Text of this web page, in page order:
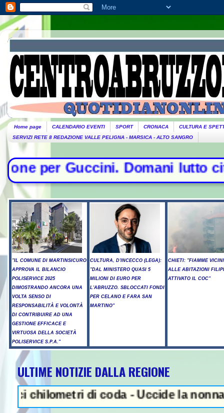
Home page CALENDARIO EVENTI SPORT CRONACA
CULTURA E
SERVIZI RETE 8 REDAZIONE VALLE PELIGNA - MARSICA - ALTO SANGRO
Domani lutto
"IL COMUNE DI MARTINSICURO
APPROVA IL BILANCIO
POLISERVICE 2025
DIMOSTRANDO ANCORA UNA
VOLTA SENSO DI
RESPONSABILITÀ E VOLONTÀ
DI CONTRIBUIRE AD UNA
GESTIONE EFFICACE E
VIRTUOSA DELLA SOCIETÀ
POLISERVICE S.P.A."
CULTURA, D'INCECCO (LEGA):
"DAL MINISTERO QUASI 5
MILIONI DI EURO PER
L'ABRUZZO. SBLOCCATI FONDI
PER CELANO E FARA SAN
MARTINO"
CHIETI: "FIAMME
ALLE ABITAZIONI
ATTIVATO IL COC"
ULTIME NOTIZIE DALLA REGIONE
di coda - Uccide la nonna a
NEWS IN EVIDENZA -